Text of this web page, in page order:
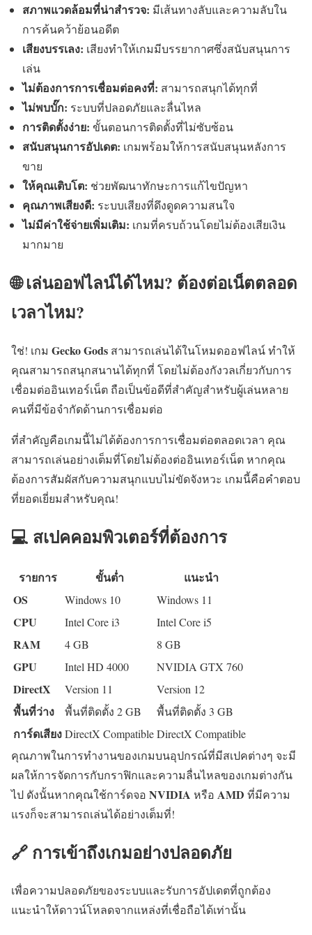
สภาพแวดล้อมที่น่าสำรวจ: มีเส้นทางลับและความลับใน
การค้นคว้าย้อนอดีต
เสียงบรรเลง: เสียงทำให้เกมมีบรรยากาศซึ่งสนับสนุนการ
เล่น
ไม่ต้องการการเชื่อมต่อคงที่: สามารถสนุกได้ทุกที่
ไม่พบบั๊ก: ระบบที่ปลอดภัยและลื่นไหล
การติดตั้งง่าย: ขั้นตอนการติดตั้งที่ไม่ซับซ้อน
สนับสนุนการอัปเดต: เกมพร้อมให้การสนับสนุนหลังการ
ขาย
ให้คุณเติบโต: ช่วยพัฒนาทักษะการแก้ไขปัญหา
คุณภาพเสียงดี: ระบบเสียงที่ดึงดูดความสนใจ
ไม่มีค่าใช้จ่ายเพิ่มเติม: เกมที่ครบถ้วนโดยไม่ต้องเสียเงิน
มากมาย
🌐 เล่นออฟไลน์ได้ไหม? ต้องต่อเน็ตตลอด
เวลาไหม?
ใช่! เกม Gecko Gods สามารถเล่นได้ในโหมดออฟไลน์ ทำให้
คุณสามารถสนุกสนานได้ทุกที่ โดยไม่ต้องกังวลเกี่ยวกับการ
เชื่อมต่ออินเทอร์เน็ต ถือเป็นข้อดีที่สำคัญสำหรับผู้เล่นหลาย
คนที่มีข้อจำกัดด้านการเชื่อมต่อ
ที่สำคัญคือเกมนี้ไม่ได้ต้องการการเชื่อมต่อตลอดเวลา คุณ
สามารถเล่นอย่างเต็มที่โดยไม่ต้องต่ออินเทอร์เน็ต หากคุณ
ต้องการสัมผัสกับความสนุกแบบไม่ขัดจังหวะ เกมนี้คือคำตอบ
ที่ยอดเยี่ยมสำหรับคุณ!
💻 สเปคคอมพิวเตอร์ที่ต้องการ
รายการ ขั้นต่ำ
แนะนำ
OS
Windows 10 Windows 11
CPU Intel Core i3 Intel Core i5
RAM 4 GB 8 GB
GPU Intel HD 4000 NVIDIA GTX 760
DirectX Version 11 Version 12
พื้นที่ว่าง พื้นที่ติดตั้ง 2 GB พื้นที่ติดตั้ง 3 GB
การ์ดเสียงDirectX CompatibleDirectX Compatible
คุณภาพในการทำงานของเกมบนอุปกรณ์ที่มีสเปคต่างๆ จะมี
ผลให้การจัดการกับกราฟิกและความลื่นไหลของเกมต่างกัน
ไป ดังนั้นหากคุณใช้การ์ดจอ NVIDIA หรือ AMD ที่มีความ
แรงก็จะสามารถเล่นได้อย่างเต็มที่!
🔗 การเข้าถึงเกมอย่างปลอดภัย
เพื่อความปลอดภัยของระบบและรับการอัปเดตที่ถูกต้อง
แนะนำให้ดาวน์โหลดจากแหล่งที่เชื่อถือได้เท่านั้น